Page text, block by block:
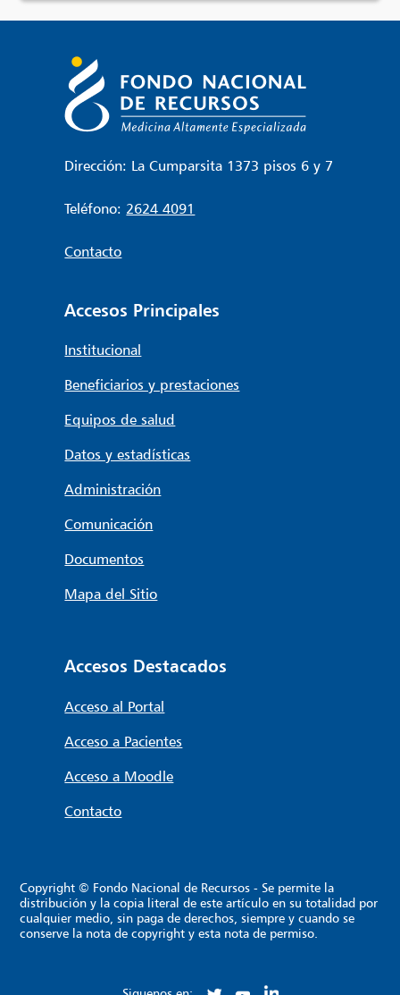
Dirección: La Cumparsita 1373 pisos 6 y 7
Teléfono: 2624 4091
Contacto
Accesos Principales
Institucional
Beneficiarios y prestaciones
Equipos de salud
Datos y estadísticas
Administración
Comunicación
Documentos
Mapa del Sitio
Accesos Destacados
Acceso al Portal
Acceso a Pacientes
Acceso a Moodle
Contacto
Copyright © Fondo Nacional de Recursos - Se permite la
distribución y la copia literal de este artículo en su totalidad por
cualquier medio, sin paga de derechos, siempre y cuando se
conserve la nota de copyright y esta nota de permiso.